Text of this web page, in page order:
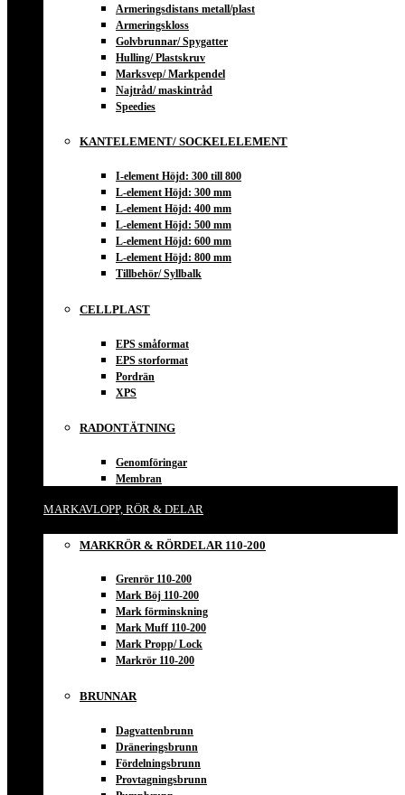
Armeringsdistans metall/plast
Armeringskloss
Golvbrunnar/ Spygatter
Hulling/ Plastskruv
Marksvep/ Markpendel
Najtråd/ maskintråd
Speedies
KANTELEMENT/ SOCKELELEMENT
I-element Höjd: 300 till 800
L-element Höjd: 300 mm
L-element Höjd: 400 mm
L-element Höjd: 500 mm
L-element Höjd: 600 mm
L-element Höjd: 800 mm
Tillbehör/ Syllbalk
CELLPLAST
EPS småformat
EPS storformat
Pordrän
XPS
RADONTÄTNING
Genomföringar
Membran
MARKAVLOPP, RÖR & DELAR
MARKRÖR & RÖRDELAR 110-200
Grenrör 110-200
Mark Böj 110-200
Mark förminskning
Mark Muff 110-200
Mark Propp/ Lock
Markrör 110-200
BRUNNAR
Dagvattenbrunn
Dräneringsbrunn
Fördelningsbrunn
Provtagningsbrunn